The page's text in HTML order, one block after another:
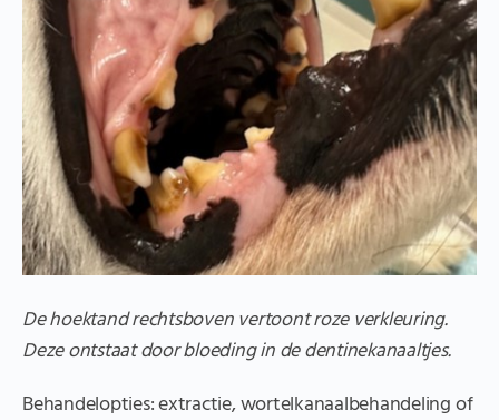
De hoektand rechtsboven vertoont roze verkleuring.
Deze ontstaat door bloeding in de dentinekanaaltjes.
Behandelopties: extractie, wortelkanaalbehandeling of